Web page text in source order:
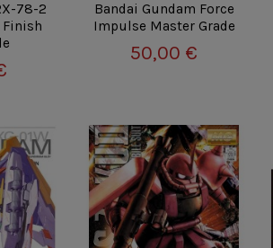
78-2
Finish
Bandai Gundam Force
Impulse Master Grade
50,00 €